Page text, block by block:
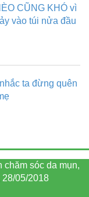
CŨNG KHÓ vì
vào túi nửa đầu
ta đừng quên
chăm sóc da mụn,
05/2018